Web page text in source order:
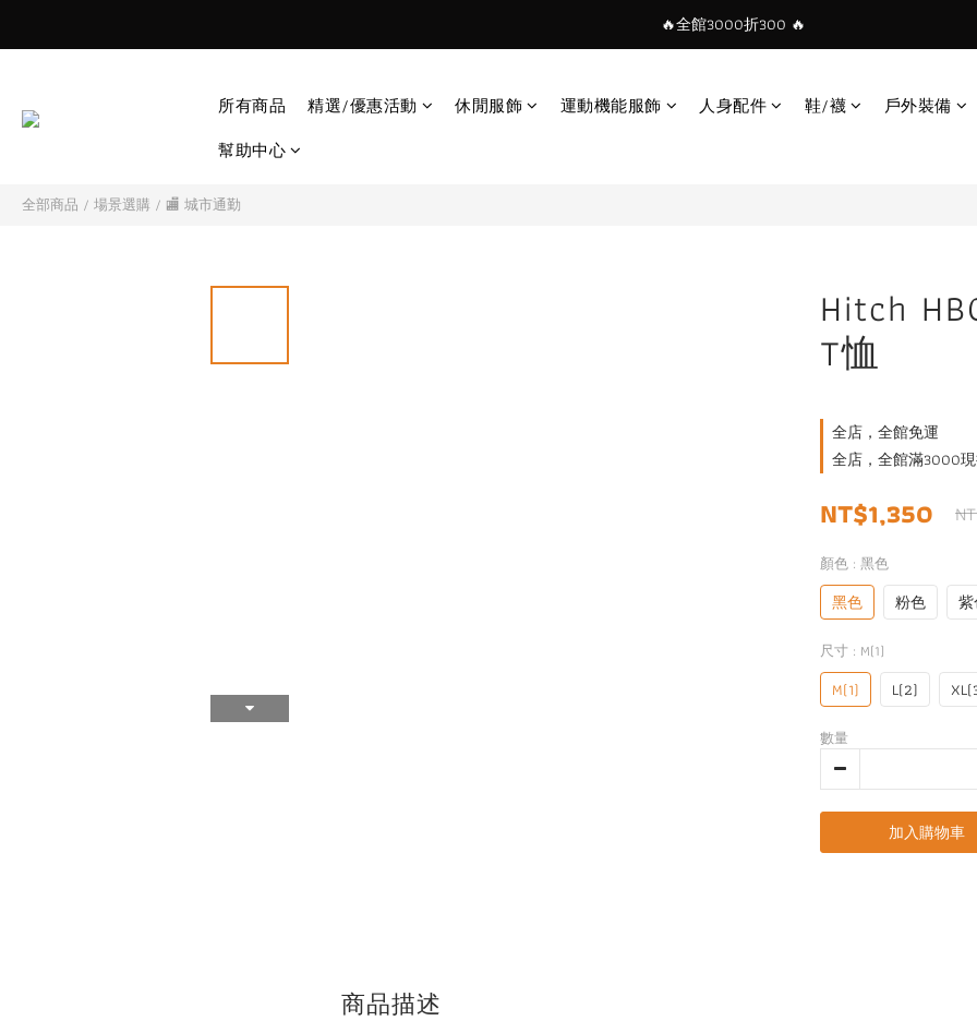
🔥全館3000折300 🔥
所有商品 精選/優惠活動 休閒服飾 運動機能服飾 人身配件 鞋/襪 戶外裝備
幫助中心
全部商品 / 場景選購 / 🏬 城市通勤
Hitch
T恤
全店，全館免運
全店，全館滿3000
NT$1,350
顏色 : 黑色
黑色 粉色
尺寸 : M(1)
M(1) L(2)
數量
加入購物車
商品描述